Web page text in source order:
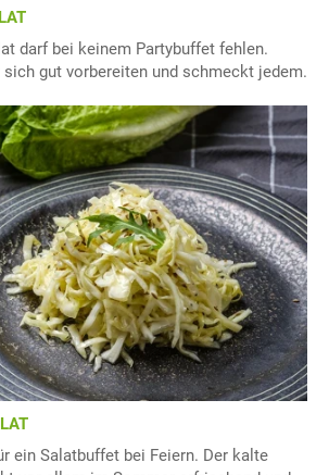
darf bei keinem Partybuffet fehlen.
sich gut vorbereiten und schmeckt jedem.
ein Salatbuffet bei Feiern. Der kalte